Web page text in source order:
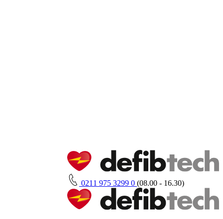
0211 975 3299 0 (08.00 - 16.30)